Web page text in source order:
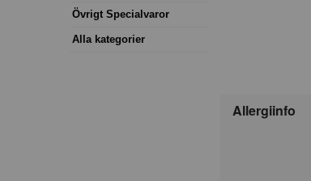
Övrigt Specialvaror
Alla kategorier
Allergiinfo